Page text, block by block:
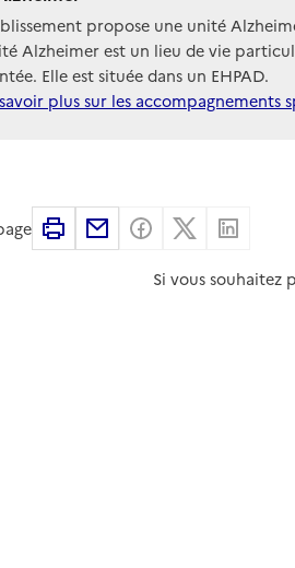
propose une unité
Alzheimer est un lieu de vie
Elle est située dans un EHPAD.
plus sur les accompagnements
ImprimerPartager par email
Partager sur
Partager
Si vous souhaitez